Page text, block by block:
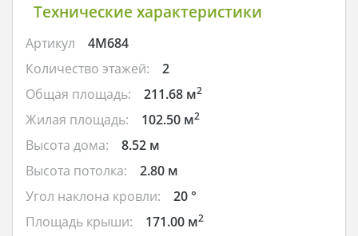
Технические характеристики
Артикул
4M684
Количество этажей:
2
Общая площадь:
211.68 м2
Жилая площадь: 102.50 м2
Высота дома:
8.52 м
Высота потолка:
2.80 м
Угол наклона кровли:
20 °
Площадь крыши:
171.00 м2